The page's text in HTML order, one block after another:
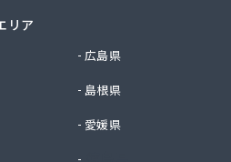
リア
広島県
島根県
愛媛県